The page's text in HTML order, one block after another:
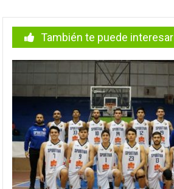
También te puede interesar